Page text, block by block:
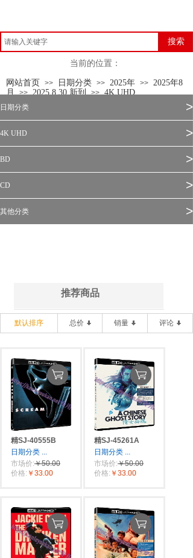
搜索
当前的位置：
网站首页 >> 日期分类 >> 2025年 >> 2025年8
月 >> 2025.8.30 新到 >> 4K UHD
日期分类 >
4K UHD >
BD >
CD >
其他分类 >
推荐商品
默认排序 总价 销量 评论
精SJ-40555B
日期分类 ...
市场价:￥50.00
价格: ￥33.00
精SJ-45261A
日期分类 ...
市场价:￥50.00
价格: ￥33.00